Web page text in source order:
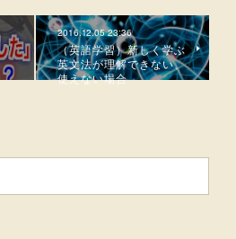
2016.12.05 23:36
（英語学習）新しく学ぶ
英文法が理解できない、
使えない場合